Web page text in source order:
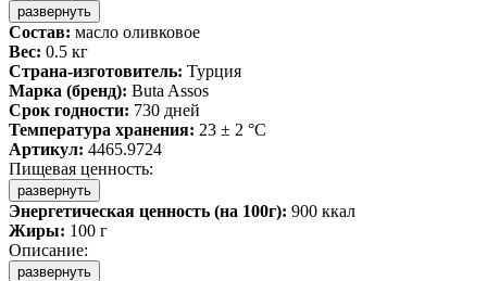
развернуть
Состав: масло оливковое
Вес: 0.5 кг
Страна-изготовитель: Турция
Марка (бренд): Buta Assos
Срок годности: 730 дней
Температура хранения: 23 ± 2 °C
Артикул: 4465.9724
Пищевая ценность:
развернуть
Энергетическая ценность (на 100г): 900 ккал
Жиры: 100 г
Описание:
развернуть